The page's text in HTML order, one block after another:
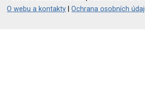
O webu a kontakty |Ochrana osobních